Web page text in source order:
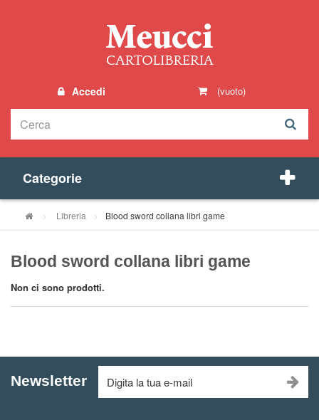
Accedi (vuoto)
Categorie
> Libreria > Blood sword collana libri game
Blood sword collana libri game
Non ci sono prodotti.
Newsletter